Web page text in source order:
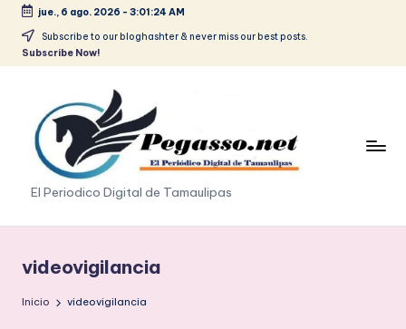
Saltar
jue., 6 ago. 2026 - 3:01:24 AM
Subscribe to our bloghashter & never miss our best posts.
Subscribe Now!
p
e
g
s
El Periodico Digital de Tamaulipas
videovigilancia
Inicio videovigilancia